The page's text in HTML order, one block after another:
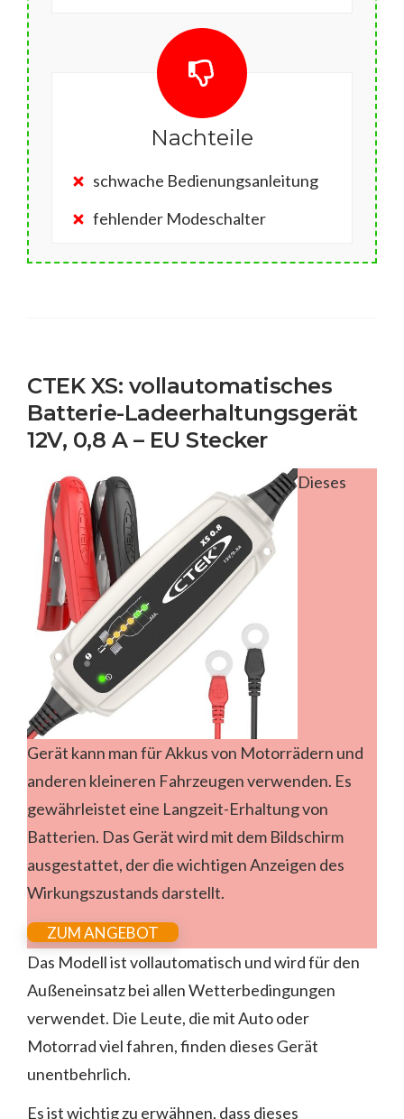
Nachteile
schwache Bedienungsanleitung
fehlender Modeschalter
CTEK XS: vollautomatisches
Batterie-Ladeerhaltungsgerät
12V, 0,8 A – EU Stecker
Dieses
Gerät kann man für Akkus von Motorrädern und
anderen kleineren Fahrzeugen verwenden. Es
gewährleistet eine Langzeit-Erhaltung von
Batterien. Das Gerät wird mit dem Bildschirm
ausgestattet, der die wichtigen Anzeigen des
Wirkungszustands darstellt.
ZUM ANGEBOT
Das Modell ist vollautomatisch und wird für den
Außeneinsatz bei allen Wetterbedingungen
verwendet. Die Leute, die mit Auto oder
Motorrad viel fahren, finden dieses Gerät
unentbehrlich.
Es ist wichtig zu erwähnen, dass dieses